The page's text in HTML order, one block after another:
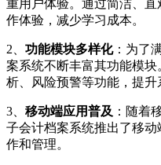
重用户体验。通过简洁、
作体验，减少学习成本。
2、 功能模块多样化：为了
案系统不断丰富其功能模
析、风险预警等功能，提升
3、 移动端应用普及 ：随着
子会计档案系统推出了移
作和管理。